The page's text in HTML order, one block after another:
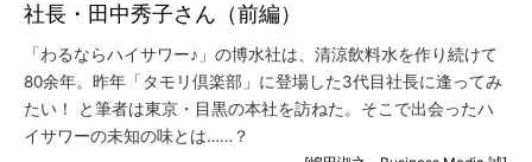
社長・田中秀子さん（前編）
「わるならハイサワー♪」の博水社は、清涼飲料水を作り続けて
80余年。昨年「タモリ倶楽部」に登場した3代目社長に逢ってみ
たい！ と筆者は東京・目黒の本社を訪ねた。そこで出会ったハ
イサワーの未知の味とは……？